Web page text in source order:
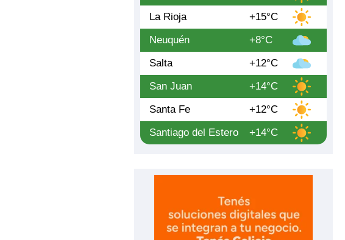
La Rioja
+15°C
Neuquén
+8°C
Salta
+12°C
San Juan
+14°C
Santa Fe
+12°C
Santiago del Estero
+14°C